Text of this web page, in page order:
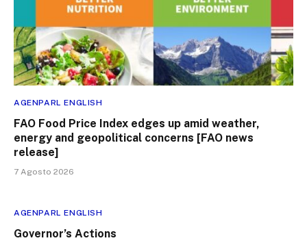
AGENPARL ENGLISH
FAO Food Price Index edges up amid weather,
energy and geopolitical concerns [FAO news
release]
7 Agosto 2026
AGENPARL ENGLISH
Governor’s Actions